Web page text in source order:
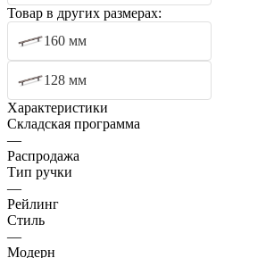
Товар в других размерах:
160 мм
128 мм
Характеристики
Складская программа
—
Распродажа
Тип ручки
—
Рейлинг
Стиль
—
Модерн